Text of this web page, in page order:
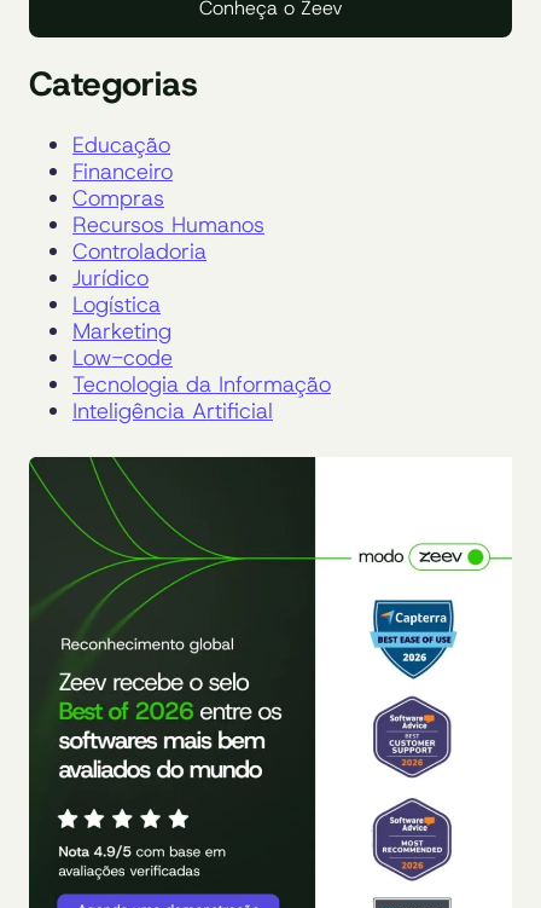
Conheça o Zeev
Categorias
Educação
Financeiro
Compras
Recursos Humanos
Controladoria
Jurídico
Logística
Marketing
Low-code
Tecnologia da Informação
Inteligência Artificial